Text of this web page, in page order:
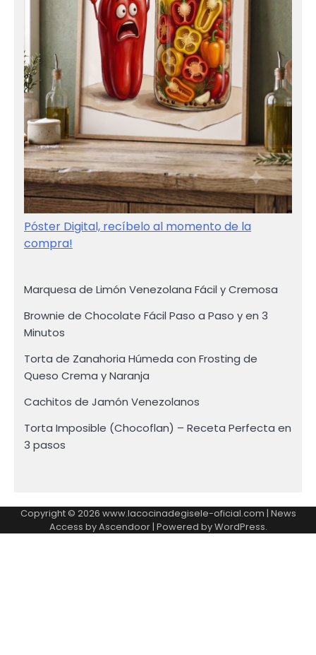
Póster Digital, recíbelo al momento de la
compra!
Marquesa de Limón Venezolana Fácil y Cremosa
Brownie de Chocolate Fácil Paso a Paso y en 3
Minutos
Torta de Zanahoria Húmeda con Frosting de
Queso Crema y Naranja
Cachitos de Jamón Venezolanos
Torta Imposible (Chocoflan) – Receta Perfecta en
3 pasos
Copyright © 2026 www.lacocinadegisele-oficial.com | News
Access byAscendoor| Powered byWordPress.